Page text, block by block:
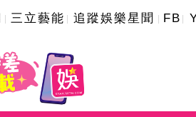
三立藝能 追蹤娛樂星聞 FB